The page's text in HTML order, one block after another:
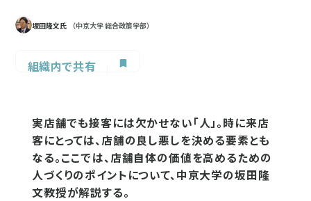
坂田隆文氏 （中京大学 総合政策学部）
組織内で共有
実店舗でも接客には欠かせない「人」。時に来店
客にとっては、店舗の良し悪しを決める要素とも
なる。ここでは、店舗自体の価値を高めるための
人づくりのポイントについて、中京大学の坂田隆
文教授が解説する。